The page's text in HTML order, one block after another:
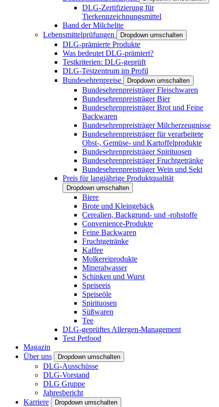
DLG-Zertifizierung für
Tierkennzeichnungsmittel
Band der Milchelite
Lebensmittelprüfungen
Dropdown umschalten
DLG-prämierte Produkte
Was bedeutet DLG-prämiert?
Testkriterien: DLG-geprüft
DLG-Testzentrum im Profil
Bundesehrenpreise
Dropdown umschalten
Bundesehrenpreisträger Fleischwaren
Bundesehrenpreisträger Bier
Bundesehrenpreisträger Brot und Feine
Backwaren
Bundesehrenpreisträger Milcherzeugnisse
Bundesehrenpreisträger für verarbeitete
Obst-, Gemüse- und Kartoffelprodukte
Bundesehrenpreisträger Spirituosen
Bundesehrenpreisträger Fruchtgetränke
Bundesehrenpreisträger Wein und Sekt
Preis für langjährige Produktqualität
Dropdown umschalten
Biere
Brote und Kleingebäck
Cerealien, Backgrund- und -rohstoffe
Convenience-Produkte
Feine Backwaren
Fruchtgetränke
Kaffee
Molkereiprodukte
Mineralwasser
Schinken und Wurst
Speiseeis
Speiseöle
Spirituosen
Süßwaren
Tee
DLG-geprüftes Allergen-Management
Test Petfood
Magazin
Über uns
Dropdown umschalten
DLG-Ausschüsse
DLG-Vorstand
DLG Gruppe
Jahresbericht
Karriere
Dropdown umschalten